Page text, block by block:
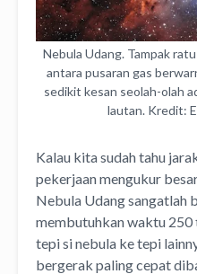
Nebula Udang. Tampak
antara pusaran gas
sedikit kesan seolah-olah
lautan. Kredit:
Kalau kita sudah tahu
pekerjaan mengukur
Nebula Udang sangatlah
membutuhkan waktu 250
tepi si nebula ke tepi
bergerak paling cepat